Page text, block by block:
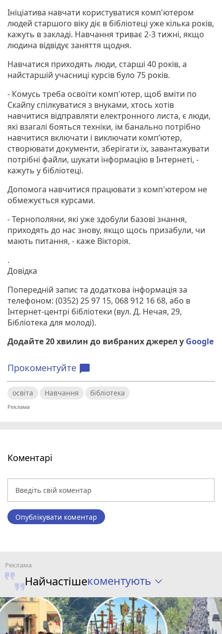
Ініціатива навчати користуватися комп'ютером
людей старшого віку діє в бібліотеці уже кілька років,
кажуть в закладі. Навчання триває 2-3 тижні, якщо
людина відвідує заняття щодня.
Навчатися приходять люди, старші 40 років, а
найстаршій учасниці курсів було 75 років.
- Комусь треба освоїти комп'ютер, щоб вміти по
Скайпу спілкуватися з внуками, хтось хотів
навчитися відправляти електронного листа, є люди,
які взагалі бояться техніки, їм банально потрібно
навчитися включати і виключати комп’ютер,
створювати документи, зберігати їх, завантажувати
потрібні файли, шукати інформацію в Інтернеті, -
кажуть у бібліотеці.
Допомога навчитися працювати з комп'ютером не
обмежується курсами.
- Тернополяни, які уже здобули базові знання,
приходять до нас знову, якщо щось призабули, чи
мають питання, - каже Вікторія.
.
Довідка
Попередній запис та додаткова інформація за
телефоном: (0352) 25 97 15, 068 912 16 68, або в
Інтернет-центрі бібліотеки (вул. Д. Нечая, 29,
Бібліотека для молоді).
Додайте 20 хвилин до вибраних джерел у Google
Прокоментуйте chat_bubble
освіта Навчання бібліотека
Коментарі
Опублікувати коментар
Найчастішекоментують